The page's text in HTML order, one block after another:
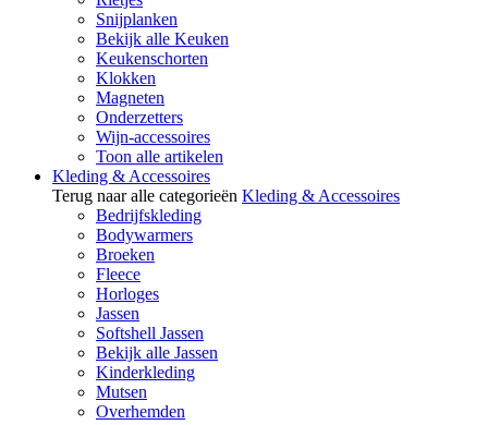
Snijplanken
Bekijk alle Keuken
Keukenschorten
Klokken
Magneten
Onderzetters
Wijn-accessoires
Toon alle artikelen
Kleding & Accessoires
Terug naar alle categorieën Kleding & Accessoires
Bedrijfskleding
Bodywarmers
Broeken
Fleece
Horloges
Jassen
Softshell Jassen
Bekijk alle Jassen
Kinderkleding
Mutsen
Overhemden